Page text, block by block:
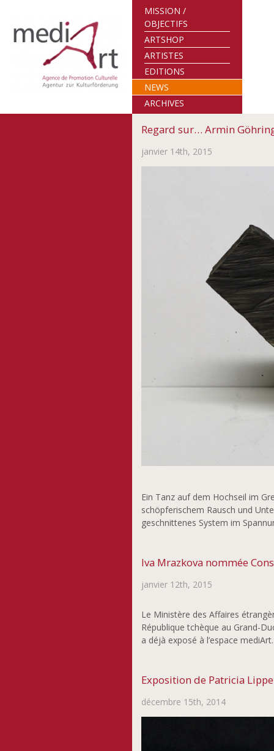
MISSION /
OBJECTIFS
ARTSHOP
ARTISTES
EDITIONS
NEWS
ARCHIVES
Regard sur… Armin
janvier 14th, 2015
Ein Tanz auf dem Hochseil im
schöpferischem Rausch und
geschnittenes System im
Iva Mrazkova nommée
janvier 12th, 2015
Le Ministère des Affaires
République tchèque au Grand-
a déjà exposé à l’espace mediArt.
Exposition de Patricia
décembre 15th, 2014